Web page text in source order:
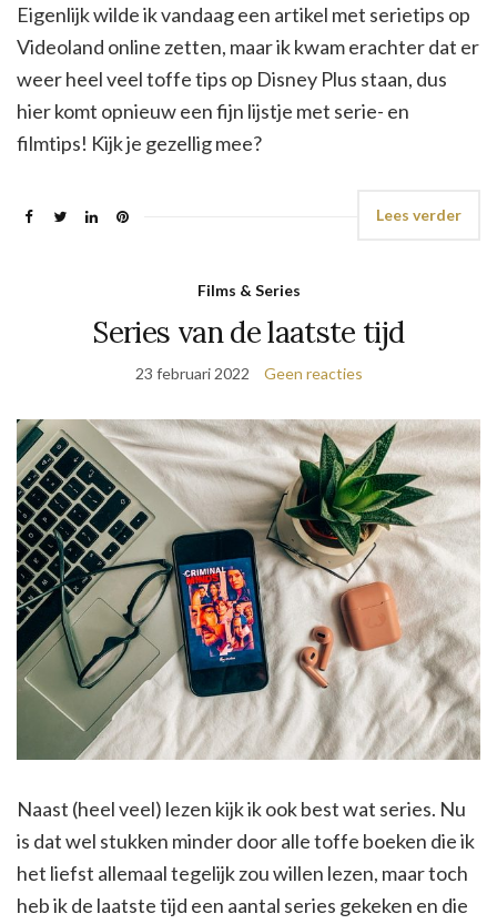
Eigenlijk wilde ik vandaag een artikel met serietips op
Videoland online zetten, maar ik kwam erachter dat er
weer heel veel toffe tips op Disney Plus staan, dus
hier komt opnieuw een fijn lijstje met serie- en
filmtips! Kijk je gezellig mee?
Lees verder
Films & Series
Series van de laatste tijd
23 februari 2022 Geen reacties
Naast (heel veel) lezen kijk ik ook best wat series. Nu
is dat wel stukken minder door alle toffe boeken die ik
het liefst allemaal tegelijk zou willen lezen, maar toch
heb ik de laatste tijd een aantal series gekeken en die